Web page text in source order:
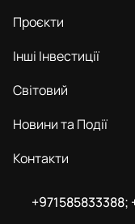
Проєкти
Інші Інвестиції
Світовий
Новини та Події
Контакти